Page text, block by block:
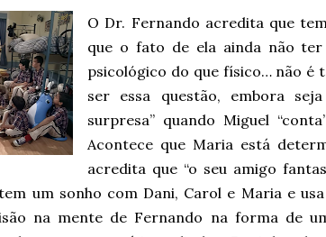
O Dr. Fernando acredita que
que o fato de ela ainda não
psicológico do que físico… não é
ser essa questão, embora
surpresa” quando Miguel
Acontece que Maria está
acredita que “o seu amigo
um sonho com Dani, Carol e Maria e
na mente de Fernando na forma de